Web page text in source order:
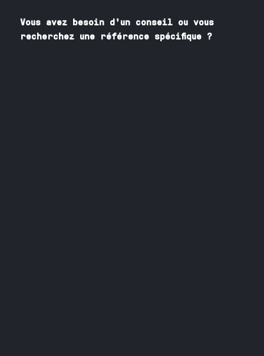
Vous avez besoin d'un conseil ou vous
recherchez une référence spécifique ?